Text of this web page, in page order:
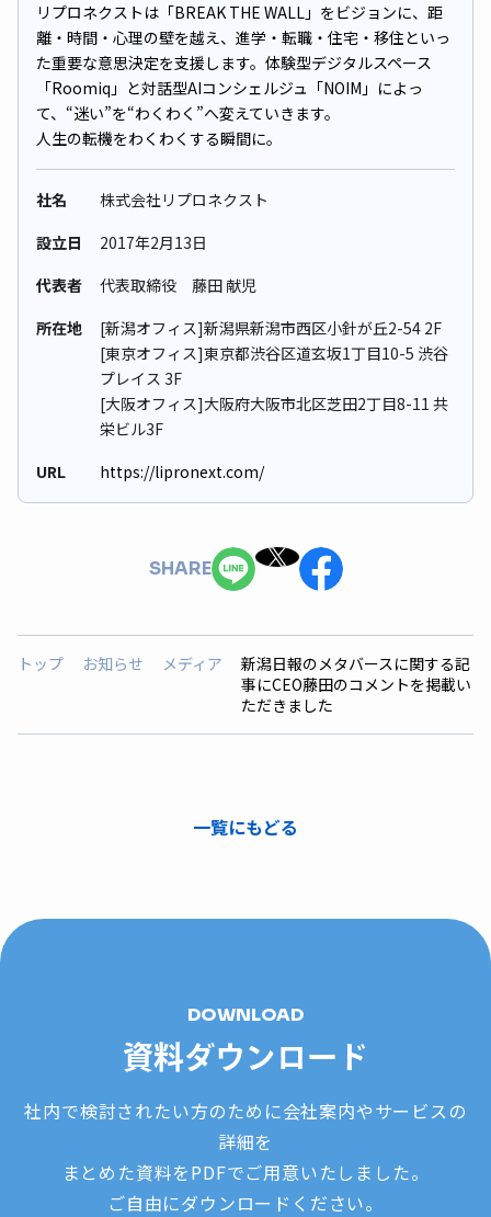
リプロネクストは「BREAK THE WALL」をビジョンに、距
離・時間・心理の壁を越え、進学・転職・住宅・移住といっ
た重要な意思決定を支援します。体験型デジタルスペース
「Roomiq」と対話型AIコンシェルジュ「NOIM」によっ
て、“迷い”を“わくわく”へ変えていきます。
人生の転機をわくわくする瞬間に。
社名
株式会社リプロネクスト
設立日
2017年2⽉13⽇
代表者
代表取締役 藤田 献児
所在地
[新潟オフィス]新潟県新潟市西区小針が丘2-54 2F
[東京オフィス]東京都渋谷区道玄坂1丁目10-5 渋谷
プレイス 3F
[大阪オフィス]大阪府大阪市北区芝田2丁目8-11 共
栄ビル3F
URL
https://lipronext.com/
SHARE
トップ お知らせ メディア
新潟日報のメタバースに関する記
事にCEO藤田のコメントを掲載い
ただきました
一覧にもどる
DOWNLOAD
資料ダウンロード
社内で検討されたい方のために会社案内やサービスの
詳細を
まとめた資料をPDFでご用意いたしました。
ご自由にダウンロードください。